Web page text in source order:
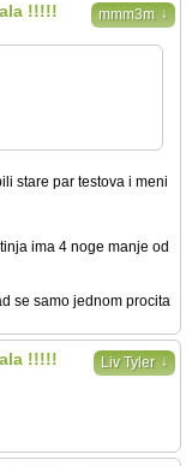
mmm3m ↓
!!!!!
stare par testova i meni
ima 4 noge manje od
se samo jednom procita
Liv Tyler ↓
!!!!!